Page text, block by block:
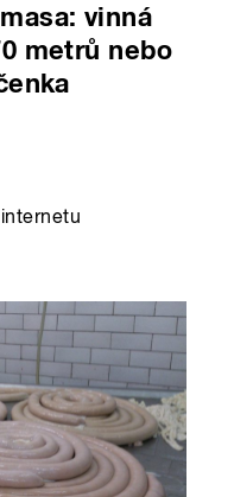
vinná
metrů nebo